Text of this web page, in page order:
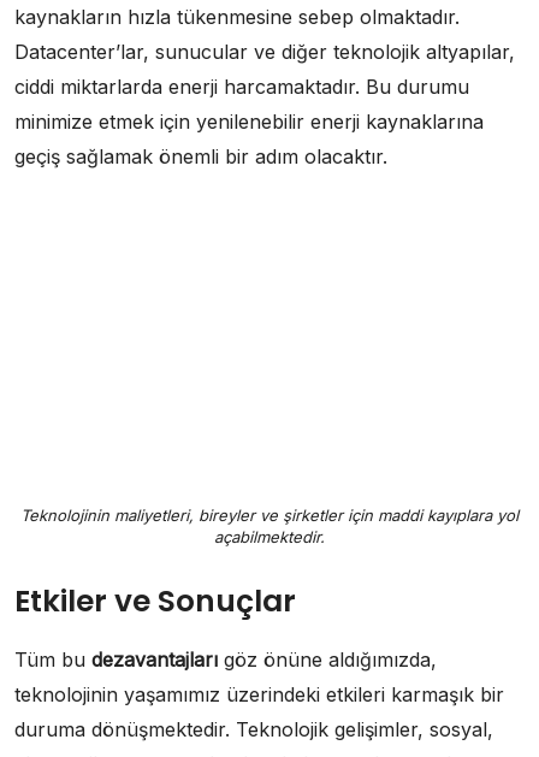
kaynakların hızla tükenmesine sebep olmaktadır.
Datacenter’lar, sunucular ve diğer teknolojik altyapılar,
ciddi miktarlarda enerji harcamaktadır. Bu durumu
minimize etmek için yenilenebilir enerji kaynaklarına
geçiş sağlamak önemli bir adım olacaktır.
Teknolojinin maliyetleri, bireyler ve şirketler için maddi kayıplara yol
açabilmektedir.
Etkiler ve Sonuçlar
Tüm bu dezavantajları göz önüne aldığımızda,
teknolojinin yaşamımız üzerindeki etkileri karmaşık bir
duruma dönüşmektedir. Teknolojik gelişimler, sosyal,